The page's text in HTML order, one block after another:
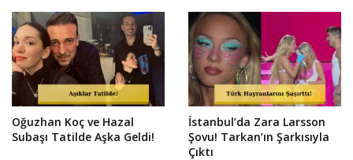
Oğuzhan Koç ve Hazal
Subaşı Tatilde Aşka Geldi!
İstanbul’da Zara Larsson
Şovu! Tarkan’ın Şarkısıyla
Çıktı